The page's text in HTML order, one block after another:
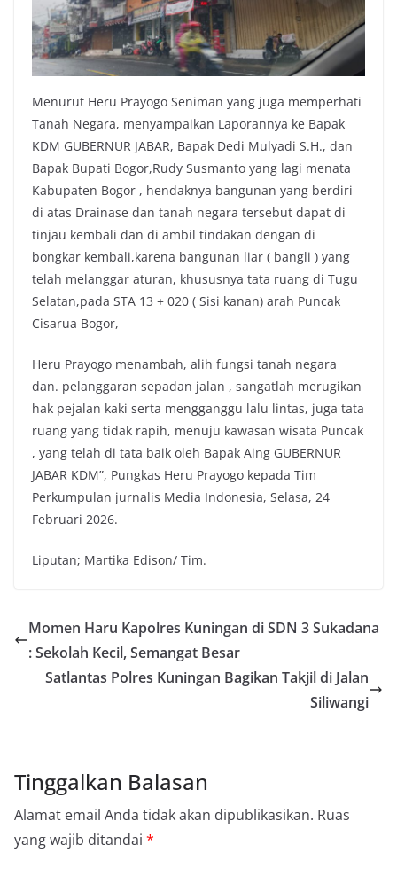
Menurut Heru Prayogo Seniman yang juga memperhati
Tanah Negara, menyampaikan Laporannya ke Bapak
KDM GUBERNUR JABAR, Bapak Dedi Mulyadi S.H., dan
Bapak Bupati Bogor,Rudy Susmanto yang lagi menata
Kabupaten Bogor , hendaknya bangunan yang berdiri
di atas Drainase dan tanah negara tersebut dapat di
tinjau kembali dan di ambil tindakan dengan di
bongkar kembali,karena bangunan liar ( bangli ) yang
telah melanggar aturan, khususnya tata ruang di Tugu
Selatan,pada STA 13 + 020 ( Sisi kanan) arah Puncak
Cisarua Bogor,
Heru Prayogo menambah, alih fungsi tanah negara
dan. pelanggaran sepadan jalan , sangatlah merugikan
hak pejalan kaki serta mengganggu lalu lintas, juga tata
ruang yang tidak rapih, menuju kawasan wisata Puncak
, yang telah di tata baik oleh Bapak Aing GUBERNUR
JABAR KDM”, Pungkas Heru Prayogo kepada Tim
Perkumpulan jurnalis Media Indonesia, Selasa, 24
Februari 2026.
Liputan; Martika Edison/ Tim.
Momen Haru Kapolres Kuningan di SDN 3 Sukadana
: Sekolah Kecil, Semangat Besar
Satlantas Polres Kuningan Bagikan Takjil di Jalan
Siliwangi
Tinggalkan Balasan
Alamat email Anda tidak akan dipublikasikan. Ruas
yang wajib ditandai *